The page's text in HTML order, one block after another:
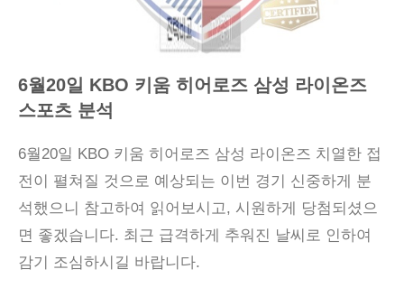
6월20일 KBO 키움 히어로즈 삼성 라이온즈
스포츠 분석
6월20일 KBO 키움 히어로즈 삼성 라이온즈 치열한 접
전이 펼쳐질 것으로 예상되는 이번 경기 신중하게 분
석했으니 참고하여 읽어보시고, 시원하게 당첨되셨으
면 좋겠습니다. 최근 급격하게 추워진 날씨로 인하여
감기 조심하시길 바랍니다.